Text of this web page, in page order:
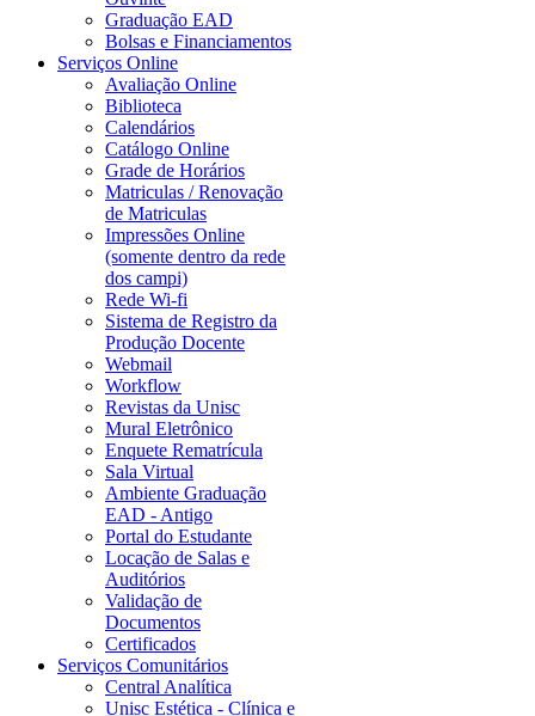
Graduação EAD
Bolsas e Financiamentos
Serviços Online
Avaliação Online
Biblioteca
Calendários
Catálogo Online
Grade de Horários
Matriculas / Renovação
de Matriculas
Impressões Online
(somente dentro da rede
dos campi)
Rede Wi-fi
Sistema de Registro da
Produção Docente
Webmail
Workflow
Revistas da Unisc
Mural Eletrônico
Enquete Rematrícula
Sala Virtual
Ambiente Graduação
EAD - Antigo
Portal do Estudante
Locação de Salas e
Auditórios
Validação de
Documentos
Certificados
Serviços Comunitários
Central Analítica
Unisc Estética - Clínica e